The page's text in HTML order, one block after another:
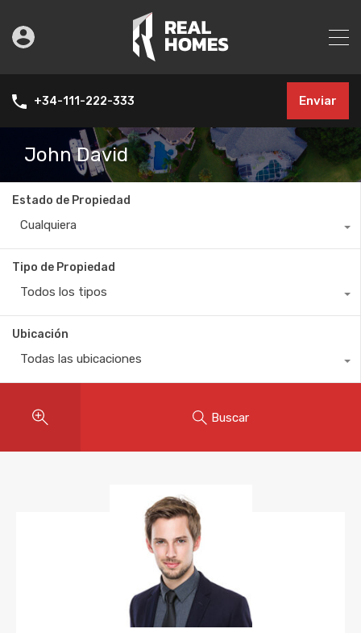
+34-111-222-333 Enviar
John David
Estado de Propiedad
Cualquiera
Tipo de Propiedad
Todos los tipos
Ubicación
Todas las ubicaciones
Buscar